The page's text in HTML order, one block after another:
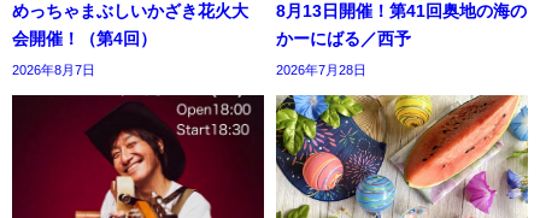
めっちゃまぶしいかざき花火大
会開催！（第4回）
2026年8月7日
8月13日開催！第41回奥地の海の
かーにばる／西予
2026年7月28日